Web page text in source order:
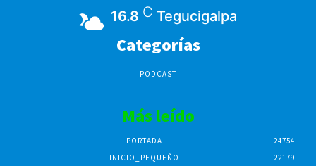
16.8 C Tegucigalpa
Categorías
PODCAST
Más leído
PORTADA
24754
INICIO_PEQUEÑO
22179